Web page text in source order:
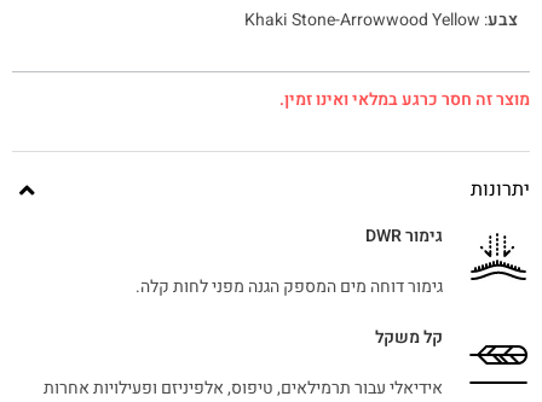
צבע:
Khaki Stone-Arrowwood Yellow
מוצר זה חסר כרגע במלאי ואינו זמין.
יתרונות
גימור DWR
גימור דוחה מים המספק הגנה מפני לחות קלה.
קל משקל
אידיאלי עבור תרמילאים, טיפוס, אלפיניזם ופעילויות אחרות